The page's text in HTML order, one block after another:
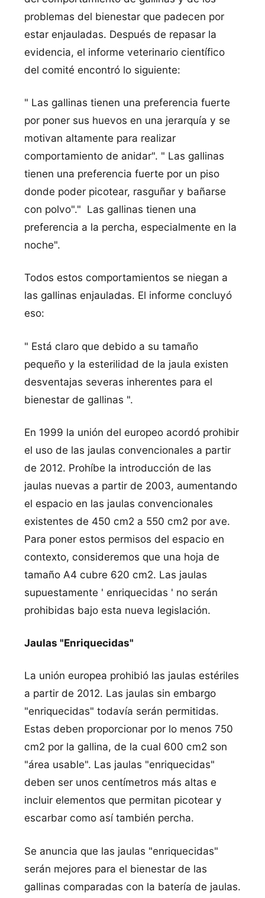
problemas del bienestar que padecen por
estar enjauladas. Después de repasar la
evidencia, el informe veterinario cientí­fico
del comité encontró lo siguiente:
" Las gallinas tienen una preferencia fuerte
por poner sus huevos en una jerarquí­a y se
motivan altamente para realizar
comportamiento de anidar". " Las gallinas
tienen una preferencia fuerte por un piso
donde poder picotear, rasguñar y bañarse
con polvo"." Las gallinas tienen una
preferencia a la percha, especialmente en la
noche".
Todos estos comportamientos se niegan a
las gallinas enjauladas. El informe concluyó
eso:
" Está claro que debido a su tamaño
pequeño y la esterilidad de la jaula existen
desventajas severas inherentes para el
bienestar de gallinas ".
En 1999 la unión del europeo acordó prohibir
el uso de las jaulas convencionales a partir
de 2012. Prohí­be la introducción de las
jaulas nuevas a partir de 2003, aumentando
el espacio en las jaulas convencionales
existentes de 450 cm2 a 550 cm2 por ave.
Para poner estos permisos del espacio en
contexto, consideremos que una hoja de
tamaño A4 cubre 620 cm2. Las jaulas
supuestamente ' enriquecidas ' no serán
prohibidas bajo esta nueva legislación.
Jaulas "Enriquecidas"
La unión europea prohibió las jaulas estériles
a partir de 2012. Las jaulas sin embargo
"enriquecidas" todaví­a serán permitidas.
Estas deben proporcionar por lo menos 750
cm2 por la gallina, de la cual 600 cm2 son
"área usable". Las jaulas "enriquecidas"
deben ser unos centí­metros más altas e
incluir elementos que permitan picotear y
escarbar como así­ también percha.
Se anuncia que las jaulas "enriquecidas"
serán mejores para el bienestar de las
gallinas comparadas con la baterí­a de jaulas.